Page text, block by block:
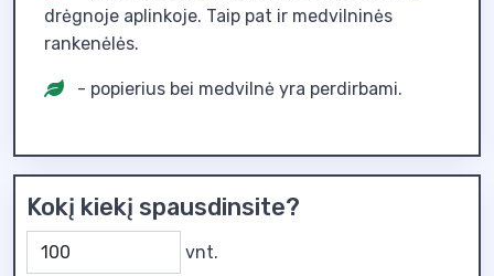
drėgnoje aplinkoje. Taip pat ir medvilninės
rankenėlės.
- popierius bei medvilnė yra perdirbami.
Kokį kiekį spausdinsite?
vnt.